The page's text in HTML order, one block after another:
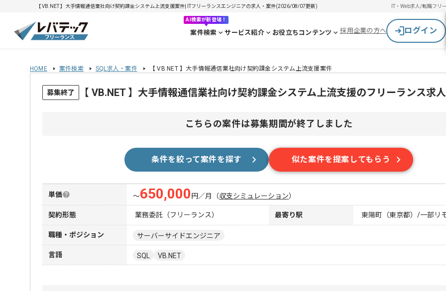
【 VB.NET 】大手情報通信業社向け契約課金システム上流支援案件| ITフリーランスエンジニアの求人・案件(2026/08/07更新) IT・Web求人/転職フリ
AI検索が新登場！
案件検索 サービス紹介 お役立ちコンテンツ 採用企業の方へ ログイン
HOME 案件検索 SQL求人・案件 【 VB.NET 】大手情報通信業社向け契約課金システム上流支援案件
募集終了 【 VB.NET 】大手情報通信業社向け契約課金システム上流支援のフリーランス求
こちらの案件は募集期間が終了しました
条件を絞って案件を探す 似た案件を提案してもらう
単価 〜650,000 円／月 （収支シミュレーション）
契約形態 業務委託（フリーランス） 最寄り駅 東陽町（東京都）/一部リ
職種・ポジション サーバーサイドエンジニア
言語 SQL VB.NET